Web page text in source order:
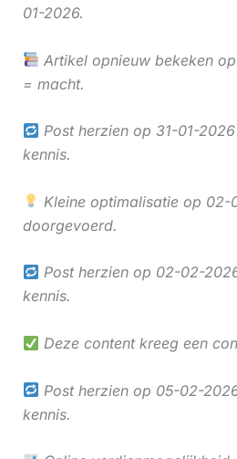
01-2026.
Artikel opnieuw bekeken
= macht.
Post herzien op 31-01-
kennis.
Kleine optimalisatie op 02-
doorgevoerd.
Post herzien op 02-02-
kennis.
Deze content kreeg een
Post herzien op 05-02-
kennis.